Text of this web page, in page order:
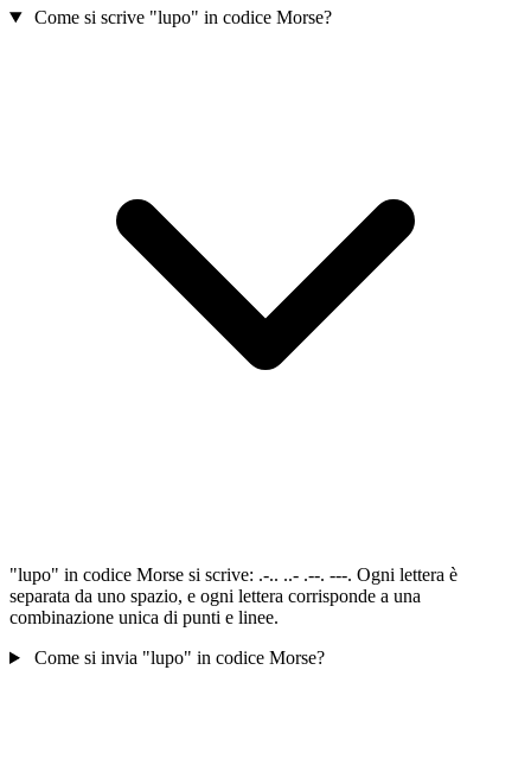
Come si scrive "lupo" in codice Morse?
"lupo" in codice Morse si scrive: .-.. ..- .--. ---. Ogni lettera è
separata da uno spazio, e ogni lettera corrisponde a una
combinazione unica di punti e linee.
Come si invia "lupo" in codice Morse?